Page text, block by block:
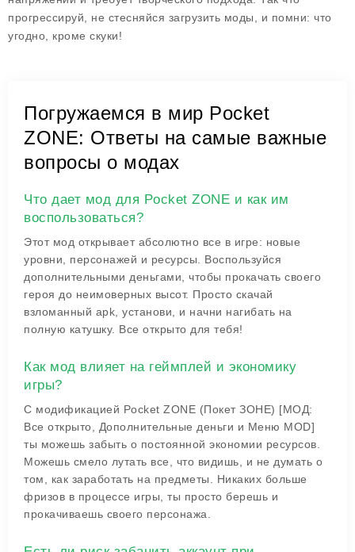
прогрессируй, не стесняйся загрузить моды, и помни: что
угодно, кроме скуки!
Погружаемся в мир Pocket
ZONE: Ответы на самые важные
вопросы о модах
Что дает мод для Pocket ZONE и как им
воспользоваться?
Этот мод открывает абсолютно все в игре: новые
уровни, персонажей и ресурсы. Воспользуйся
дополнительными деньгами, чтобы прокачать своего
героя до неимоверных высот. Просто скачай
взломанный apk, установи, и начни нагибать на
полную катушку. Все открыто для тебя!
Как мод влияет на геймплей и экономику
игры?
С модификацией Pocket ZONE (Покет ЗОНЕ) [МОД:
Все открыто, Дополнительные деньги и Меню MOD]
ты можешь забыть о постоянной экономии ресурсов.
Можешь смело лутать все, что видишь, и не думать о
том, как заработать на предметы. Никаких больше
фризов в процессе игры, ты просто берешь и
прокачиваешь своего персонажа.